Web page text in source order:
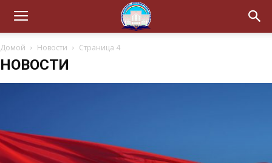
Домой Новости Страница 4
НОВОСТИ